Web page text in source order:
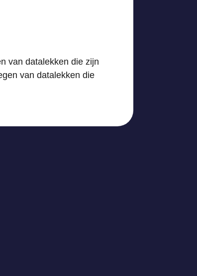
van datalekken die zijn
van datalekken die